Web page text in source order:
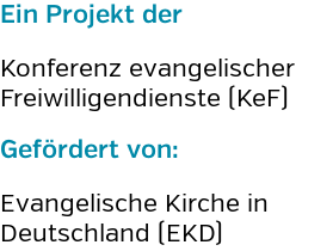
Ein Projekt der
Konferenz evangelischer
Freiwilligendienste (KeF)
Gefördert von:
Evangelische Kirche in
Deutschland (EKD)